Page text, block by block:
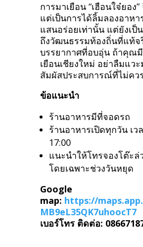
การมาเยือน “เฮือนใจ๋ยอง”
แต่เป็นการได้ลิ้มลองอาหา
แสนอร่อยเท่านั้น แต่ยังเป็
ถึงวัฒนธรรมท้องถิ่นที่แท้จ
บรรยากาศที่อบอุ่น ถ้าคุณ
เยือนเชียงใหม่ อย่าลืมแว
สัมผัสประสบการณ์ที่ไม่คว
ข้อแนะนำ
ร้านอาหารมีที่จอดรถ
ร้านอาหารเปิดทุกวัน เว
17:00
แนะนำให้โทรจองโต๊ะล่
โดยเฉพาะช่วงวันหยุด
Google
map: https://
MB9eL35QK7uhoocT7
เบอร์โทร ติดต่อ: